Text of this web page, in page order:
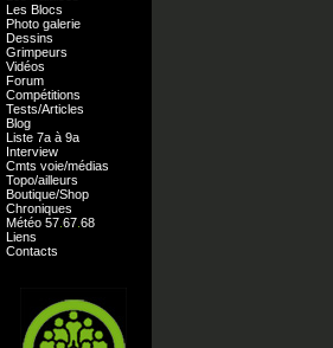
Les Blocs
Photo galerie
Dessins
Grimpeurs
Vidéos
Forum
Compétitions
Tests/Articles
Blog
Liste 7a à 9a
Interview
Cmts voie/médias
Topo/ailleurs
Boutique/Shop
Chroniques
Météo 57 67 68
Liens
Contacts